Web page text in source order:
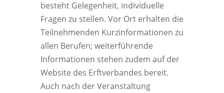
besteht Gelegenheit, individuelle
Fragen zu stellen. Vor Ort erhalten die
Teilnehmenden Kurzinformationen zu
allen Berufen; weiterführende
Informationen stehen zudem auf der
Website des Erftverbandes bereit.
Auch nach der Veranstaltung